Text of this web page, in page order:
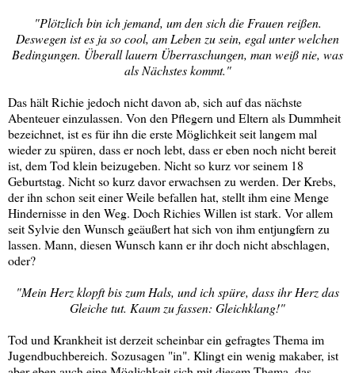
"Plötzlich bin ich jemand, um den sich die Frauen reißen.
Deswegen ist es ja so cool, am Leben zu sein, egal unter welchen
Bedingungen. Überall lauern Überraschungen, man weiß nie, was
als Nächstes kommt."
Das hält Richie jedoch nicht davon ab, sich auf das nächste
Abenteuer einzulassen. Von den Pflegern und Eltern als Dummheit
bezeichnet, ist es für ihn die erste Möglichkeit seit langem mal
wieder zu spüren, dass er noch lebt, dass er eben noch nicht bereit
ist, dem Tod klein beizugeben. Nicht so kurz vor seinem 18
Geburtstag. Nicht so kurz davor erwachsen zu werden. Der Krebs,
der ihn schon seit einer Weile befallen hat, stellt ihm eine Menge
Hindernisse in den Weg. Doch Richies Willen ist stark. Vor allem
seit Sylvie den Wunsch geäußert hat sich von ihm entjungfern zu
lassen. Mann, diesen Wunsch kann er ihr doch nicht abschlagen,
oder?
"Mein Herz klopft bis zum Hals, und ich spüre, dass ihr Herz das
Gleiche tut. Kaum zu fassen: Gleichklang!"
Tod und Krankheit ist derzeit scheinbar ein gefragtes Thema im
Jugendbuchbereich. Sozusagen "in". Klingt ein wenig makaber, ist